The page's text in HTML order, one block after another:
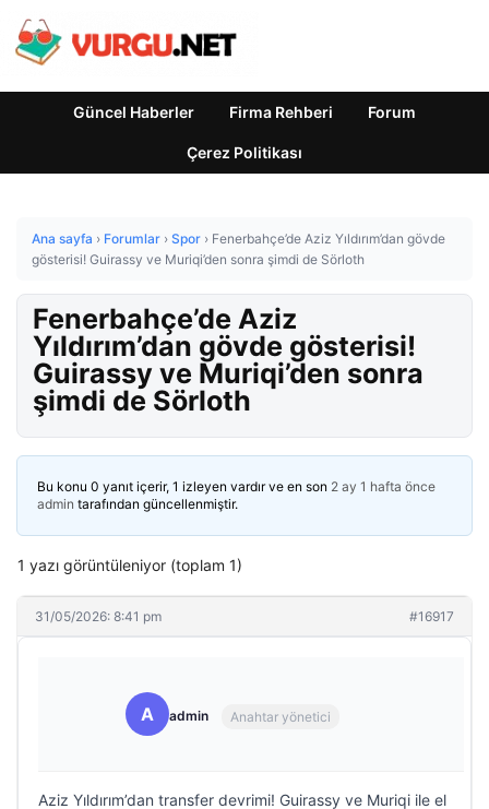
Güncel Haberler Firma Rehberi Forum
Çerez Politikası
Ana sayfa › Forumlar › Spor › Fenerbahçe’de Aziz Yıldırım’dan gövde
gösterisi! Guirassy ve Muriqi’den sonra şimdi de Sörloth
Fenerbahçe’de Aziz
Yıldırım’dan gövde gösterisi!
Guirassy ve Muriqi’den sonra
şimdi de Sörloth
Bu konu 0 yanıt içerir, 1 izleyen vardır ve en son 2 ay 1 hafta önce
admin tarafından güncellenmiştir.
1 yazı görüntüleniyor (toplam 1)
31/05/2026: 8:41 pm #16917
A admin Anahtar yönetici
Aziz Yıldırım’dan transfer devrimi! Guirassy ve Muriqi ile el